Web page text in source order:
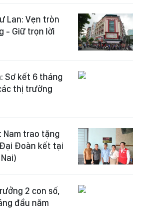
Lan: Vẹn tròn
- Giữ trọn lời
Sơ kết 6 tháng
thị trường
Nam trao tặng
Đoàn kết tại
2 con số,
đầu năm